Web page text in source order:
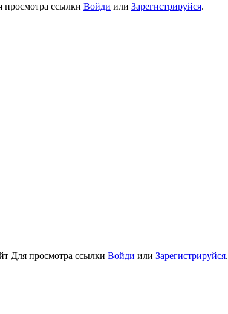
просмотра ссылки Войди или Зарегистрируйся.
Для просмотра ссылки Войди или Зарегистрируйся.